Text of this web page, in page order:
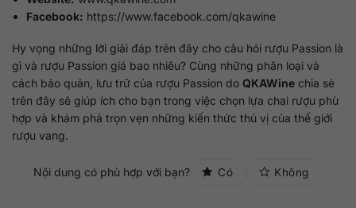
Facebook: https://www.facebook.com/qkawine
Hy vọng những lời giải đáp trên đây cho câu hỏi rượu Passion là
gì và rượu Passion giá bao nhiêu? Cùng những phân loại và
cách bảo quản, lưu trữ của rượu Passion do QKAWine chia sẻ
trên đây sẽ giúp ích cho bạn trong việc chọn lựa chai rượu phù
hợp và khám phá trọn vẹn những kiến thức thú vị của thế giới
rượu vang.
Nội dung có phù hợp với bạn? Có Không